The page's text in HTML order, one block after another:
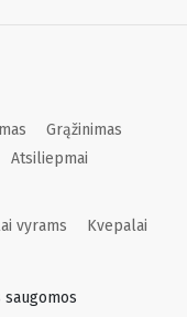
Grąžinimas
Atsiliepmai
vyrams Kvepalai